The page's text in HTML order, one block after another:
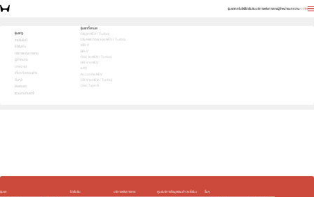
รุ่นรถเทคโนโลยีโปรโมชันบริการหลังการขายผู้จำหน่ายบทความENTH
รุ่นรถ
เทคโนโลยี
โปรโมชัน
บริการหลังการขาย
ผู้จำหน่าย
บทความ
เกี่ยวกับฮอนด้า
อื่นๆ
ติดต่อเรา
ร่วมงานกับเรา
รุ่นรถทั้งหมด
City (e:HEV / Turbo)
City Hatchback (e:HEV / Turbo)
WR-V
BR-V
Civic (e:HEV / Turbo)
HR-V e:HEV
e:N1
Accord e:HEV
CR-V (e:HEV / Turbo)
Civic Type R
เลือกคันที่ใช่ แล้วพบข้อเสนอที่ตรงใจ
3 เลือกคันที่ใช่
รุ่นรถ
โปรโมชัน
บริการหลังการขาย
ศูนย์บริการข้อมูลฮอนด้า 24 ชั่วโมง
อื่นๆ